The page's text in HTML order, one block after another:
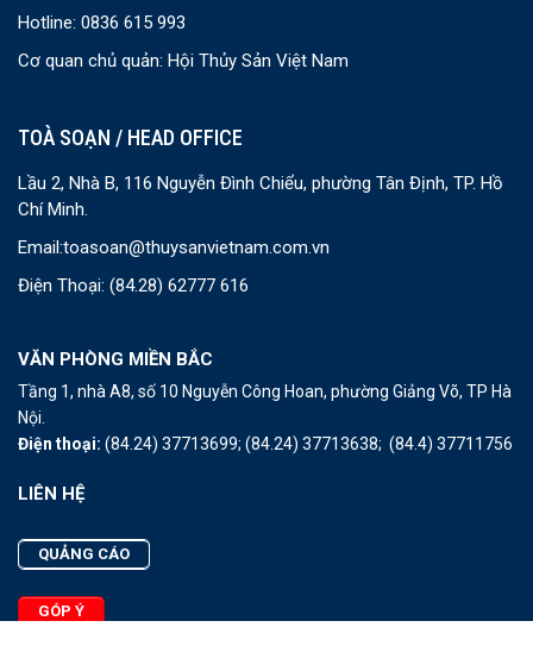
Hotline: 0836 615 993
Cơ quan chủ quản: Hội Thủy Sản Việt Nam
TOÀ SOẠN / HEAD OFFICE
Lầu 2, Nhà B, 116 Nguyễn Đình Chiểu, phường Tân Định, TP. Hồ
Chí Minh.
Email:toasoan@thuysanvietnam.com.vn
Điện Thoại: (84.28) 62777 616
VĂN PHÒNG MIỀN BẮC
Tầng 1, nhà A8, số 10 Nguyễn Công Hoan, phường Giảng Võ, TP Hà
Nội.
Điện thoại: (84.24) 37713699; (84.24) 37713638; (84.4) 37711756
LIÊN HỆ
QUẢNG CÁO
GÓP Ý